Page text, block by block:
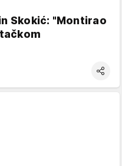
Skokić: "Montirao